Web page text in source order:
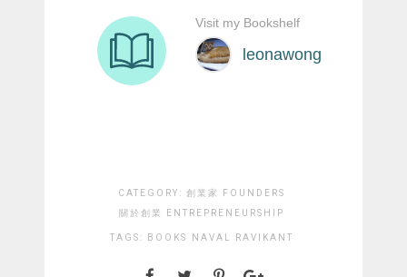
CATEGORY: 創業家 FOUNDERS
關於創業 ENTREPRENEURSHIP
TAGS: BOOKS NAVAL RAVIKANT